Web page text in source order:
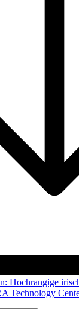
Hochrangige
Technology